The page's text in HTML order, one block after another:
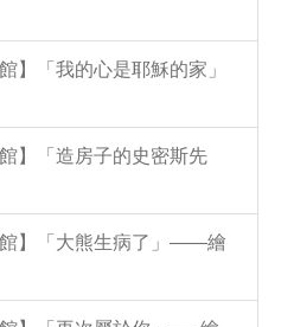
】「我的心是耶穌的家」
】「造房子的史密斯先
】「大熊生病了」——繪